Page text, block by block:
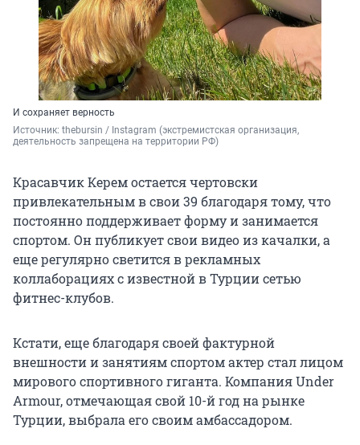
И сохраняет верность
Источник: thebursin / Instagram (экстремистская организация,
деятельность запрещена на территории РФ)
Красавчик Керем остается чертовски
привлекательным в свои 39 благодаря тому, что
постоянно поддерживает форму и занимается
спортом. Он публикует свои видео из качалки, а
еще регулярно светится в рекламных
коллаборациях с известной в Турции сетью
фитнес-клубов.
Кстати, еще благодаря своей фактурной
внешности и занятиям спортом актер стал лицом
мирового спортивного гиганта. Компания Under
Armour, отмечающая свой 10-й год на рынке
Турции, выбрала его своим амбассадором.